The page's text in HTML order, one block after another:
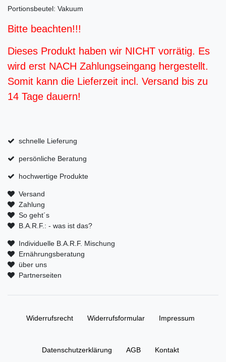
Portionsbeutel: Vakuum
Bitte beachten!!!
Dieses Produkt haben wir NICHT vorrätig. Es
wird erst NACH Zahlungseingang hergestellt.
Somit kann die Lieferzeit incl. Versand bis zu
14 Tage dauern!
schnelle Lieferung
persönliche Beratung
hochwertige Produkte
Versand
Zahlung
So geht´s
B.A.R.F.: - was ist das?
Individuelle B.A.R.F. Mischung
Ernährungsberatung
über uns
Partnerseiten
Widerrufs­recht Widerrufs­formular Impressum
Daten­schutz­erklärung AGB Kontakt